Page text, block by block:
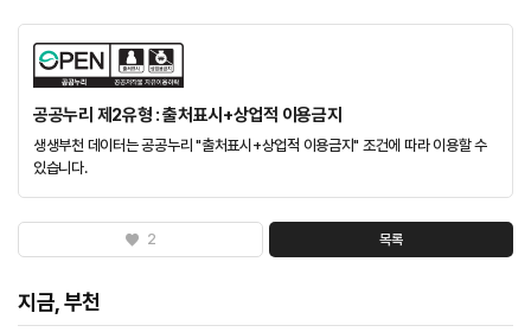
공공누리 제2유형 : 출처표시+상업적 이용금지
생생부천 데이터는 공공누리 "출처표시+상업적 이용금지" 조건에 따라 이용할 수
있습니다.
2 목록
지금, 부천